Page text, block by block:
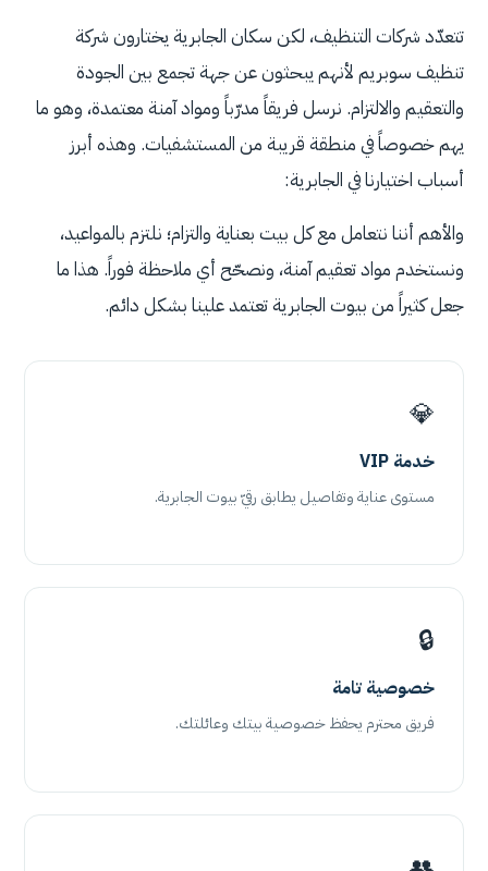
تتعدّد شركات التنظيف، لكن سكان الجابرية يختارون شركة
تنظيف سوبريم لأنهم يبحثون عن جهة تجمع بين الجودة
والتعقيم والالتزام. نرسل فريقاً مدرّباً ومواد آمنة معتمدة، وهو ما
يهم خصوصاً في منطقة قريبة من المستشفيات. وهذه أبرز
أسباب اختيارنا في الجابرية:
والأهم أننا نتعامل مع كل بيت بعناية والتزام؛ نلتزم بالمواعيد،
ونستخدم مواد تعقيم آمنة، ونصحّح أي ملاحظة فوراً. هذا ما
جعل كثيراً من بيوت الجابرية تعتمد علينا بشكل دائم.
💎
خدمة VIP
مستوى عناية وتفاصيل يطابق رقيّ بيوت الجابرية.
🔒
خصوصية تامة
فريق محترم يحفظ خصوصية بيتك وعائلتك.